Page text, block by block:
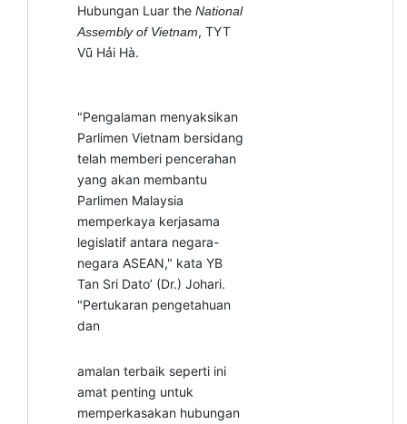
Hubungan Luar theNational
Assembly of Vietnam, TYT
Vũ Hải Hà.
"Pengalaman menyaksikan
Parlimen Vietnam bersidang
telah memberi pencerahan
yang akan membantu
Parlimen Malaysia
memperkaya kerjasama
legislatif antara negara-
negara ASEAN," kata YB
Tan Sri Dato’ (Dr.) Johari.
"Pertukaran pengetahuan
dan
amalan terbaik seperti ini
amat penting untuk
memperkasakan hubungan